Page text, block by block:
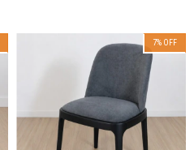
7% OFF